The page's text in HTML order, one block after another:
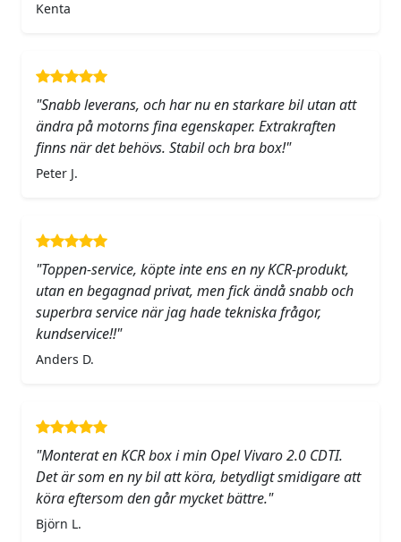
Kenta
"Snabb leverans, och har nu en starkare bil utan att
ändra på motorns fina egenskaper. Extrakraften
finns när det behövs. Stabil och bra box!"
Peter J.
"Toppen-service, köpte inte ens en ny KCR-produkt,
utan en begagnad privat, men fick ändå snabb och
superbra service när jag hade tekniska frågor,
kundservice!!"
Anders D.
"Monterat en KCR box i min Opel Vivaro 2.0 CDTI.
Det är som en ny bil att köra, betydligt smidigare att
köra eftersom den går mycket bättre."
Björn L.